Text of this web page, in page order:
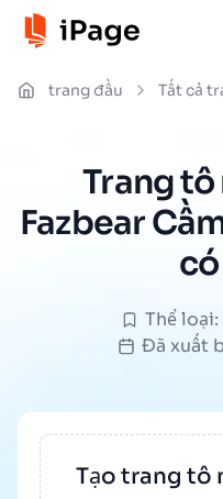
trang đầu Tất cả
Trang
Fazbear
Thể loại:
Đã xuất
Tạo trang tô